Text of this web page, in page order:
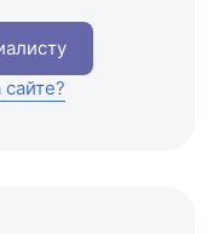
сайте?